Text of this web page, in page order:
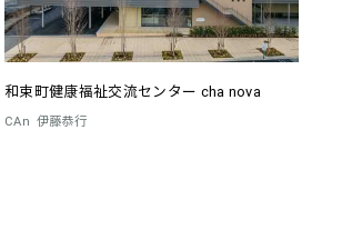
和束町健康福祉交流センター cha nova
CAn 伊藤恭行